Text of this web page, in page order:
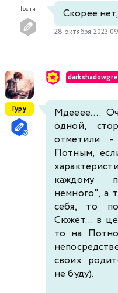
Гости Скорее
28 октября 2023
Гуру
Мдееее....
одной,
отметили
Потным,
каждому
немного", а
себя, то
Сюжет... в
то на
своих
не буду).